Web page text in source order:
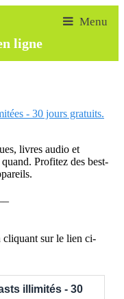
ligne
- 30 jours gratuits.
livres audio et
Profitez des best-
cliquant sur le lien ci-
illimités - 30